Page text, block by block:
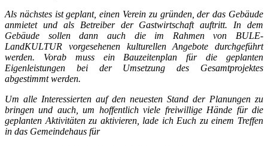
Als nächstes ist geplant, einen Verein zu gründen, der das Gebäude
anmietet und als Betreiber der Gastwirtschaft auftritt. In dem
Gebäude sollen dann auch die im Rahmen von BULE-
LandKULTUR vorgesehenen kulturellen Angebote durchgeführt
werden. Vorab muss ein Bauzeitenplan für die geplanten
Eigenleistungen bei der Umsetzung des Gesamtprojektes
abgestimmt werden.
Um alle Interessierten auf den neuesten Stand der Planungen zu
bringen und auch, um hoffentlich viele freiwillige Hände für die
geplanten Aktivitäten zu aktivieren, lade ich Euch zu einem Treffen
in das Gemeindehaus für